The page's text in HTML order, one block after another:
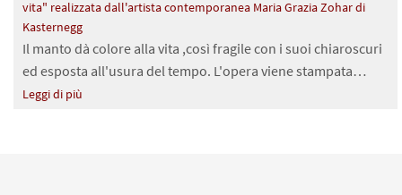
Il manto dà colore alla vita ,così fragile con i suoi chiaroscuri
ed esposta all'usura del tempo. L'opera viene stampata…
Leggi di più